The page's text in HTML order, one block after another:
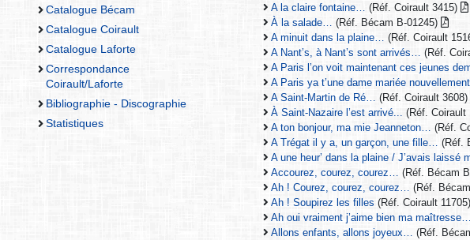
Catalogue Bécam
Catalogue Coirault
Catalogue Laforte
Correspondance
Coirault/Laforte
Bibliographie - Discographie
Statistiques
A la claire fontaine…
(Réf. Coirault 3415)
À la salade…
(Réf. Bécam B-01245)
A minuit dans la plaine…
(Réf. Coirault
A Nant’s, à Nant’s sont arrivés…
(Réf.
A Paris l’on voit maintenant ces jeunes
A Paris ya t’une dame mariée
A Saint-Martin de Ré…
(Réf. Coirault 3608)
À Saint-Nazaire l’est arrivé...
(Réf. Coirault
A ton bonjour, ma mie Jeanneton…
(Réf.
A Trégat il y a, un garçon, une fille…
(Réf.
A une heur’ dans la plaine / J’avais laissé
Accourez, courez, courez…
(Réf. Bécam
Ah ! Courez, courez, courez…
(Réf.
Ah ! Soupirez les filles (Réf. Coirault 11705)
Ah oui vraiment j’aime bien ma maîtresse…
Allons enfants, allons joyeux…
(Réf.